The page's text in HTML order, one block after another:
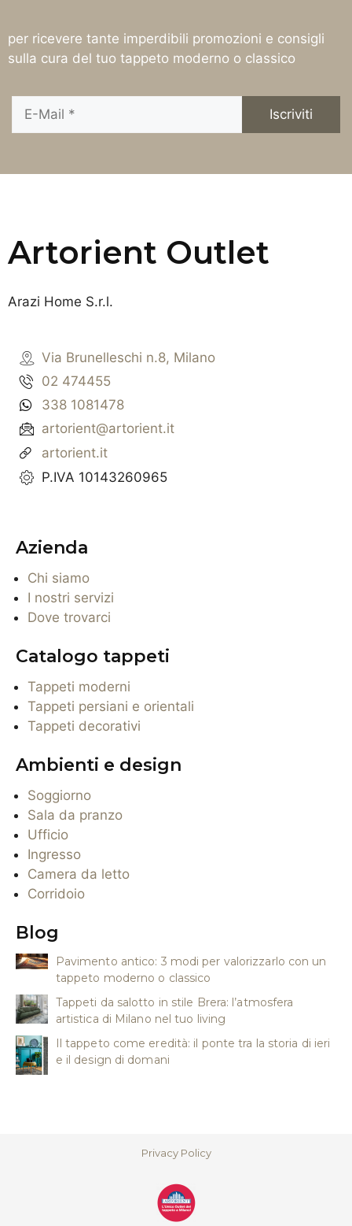
per ricevere tante imperdibili promozioni e consigli
sulla cura del tuo tappeto moderno o classico
Artorient Outlet
Arazi Home S.r.l.
Via Brunelleschi n.8, Milano
02 474455
338 1081478
artorient@artorient.it
artorient.it
P.IVA 10143260965
Azienda
Chi siamo
I nostri servizi
Dove trovarci
Catalogo tappeti
Tappeti moderni
Tappeti persiani e orientali
Tappeti decorativi
Ambienti e design
Soggiorno
Sala da pranzo
Ufficio
Ingresso
Camera da letto
Corridoio
Blog
Pavimento antico: 3 modi per valorizzarlo con un
tappeto moderno o classico
Tappeti da salotto in stile Brera: l’atmosfera
artistica di Milano nel tuo living
Il tappeto come eredità: il ponte tra la storia di ieri
e il design di domani
Privacy Policy